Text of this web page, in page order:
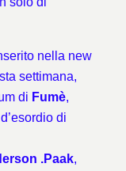
nella new
settimana,
di Fumè,
di
.Paak,